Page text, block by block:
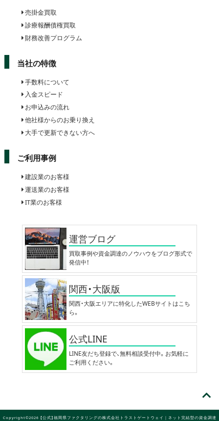
売掛金買取
診療報酬債権買取
財務改善プログラム
当社の特徴
手数料について
入金スピード
お申込みの流れ
他社様からのお乗り換え
大手で更新できない方へ
ご利用事例
建設業のお客様
運送業のお客様
IT業のお客様
運営ブログ
買取事例や資金調達のノウハウをブログ形式で
発信中！
関西・大阪版
関西・大阪エリアに特化したWEBサイトはこち
ら。
公式LINE
LINE友だち登録で、無料相談受付中。お気軽に
ご利用ください。
Copyright©2026 【公式】福岡県ファクタリングの株式会社トラストゲートウェイ｜ネット完結型の資金調達